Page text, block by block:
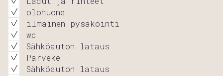
olohuone
ilmainen pysäköinti
wc
Sähköauton lataus
Parveke
Sähköauton lataus